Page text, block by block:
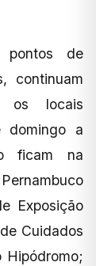
pontos de
continuam
os locais
domingo a
ficam na
Exposição
Cuidados
Hipódromo;